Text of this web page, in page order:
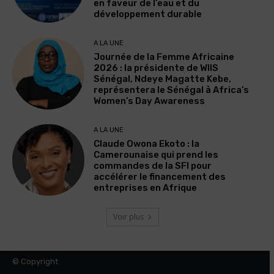
en faveur de l’eau et du
développement durable
A LA UNE
Journée de la Femme Africaine
2026 : la présidente de WIIS
Sénégal, Ndeye Magatte Kebe,
représentera le Sénégal à Africa’s
Women’s Day Awareness
A LA UNE
Claude Owona Ekoto : la
Camerounaise qui prend les
commandes de la SFI pour
accélérer le financement des
entreprises en Afrique
Voir plus
© Copyright